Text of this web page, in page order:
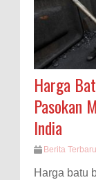
Harga
Pasokan
India
Berita Terbaru
Harga batu